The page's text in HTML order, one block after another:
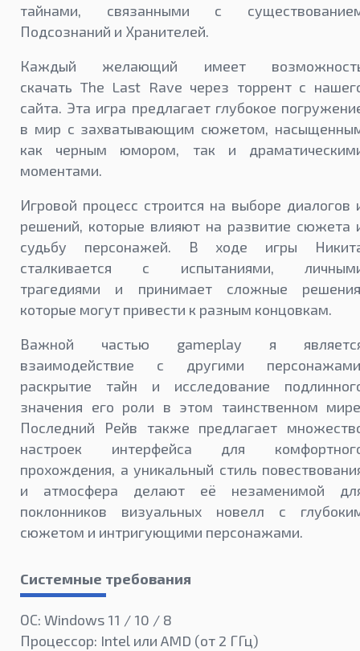
тайнами, связанными с
Подсознаний и Хранителей.
Каждый желающий имеет
скачать The Last Rave через торрент с
сайта. Эта игра предлагает глубокое
в мир с захватывающим сюжетом,
как черным юмором, так и
моментами.
Игровой процесс строится на выборе диалогов
решений, которые влияют на развитие сюжета
судьбу персонажей. В ходе игры
сталкивается с испытаниями,
трагедиями и принимает сложные
которые могут привести к разным концовкам.
Важной частью gameplay я
взаимодействие с другими
раскрытие тайн и исследование
значения его роли в этом таинственном
Последний Рейв также предлагает
настроек интерфейса для
прохождения, а уникальный стиль
и атмосфера делают её незаменимой
поклонников визуальных новелл с
сюжетом и интригующими персонажами.
Системные требования
ОС: Windows 11 / 10 / 8
Процессор: Intel или AMD (от 2 ГГц)